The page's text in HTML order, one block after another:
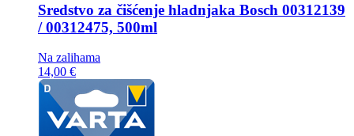
Sredstvo za čišćenje hladnjaka Bosch 00312139
/ 00312475, 500ml
Na zalihama
14,00 €